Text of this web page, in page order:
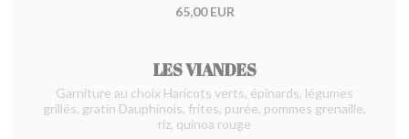
65,00 EUR
LES VIANDES
Garniture au choix Haricots verts, épinards, légumes
grillés, gratin Dauphinois, frites, purée, pommes grenaille,
riz, quinoa rouge